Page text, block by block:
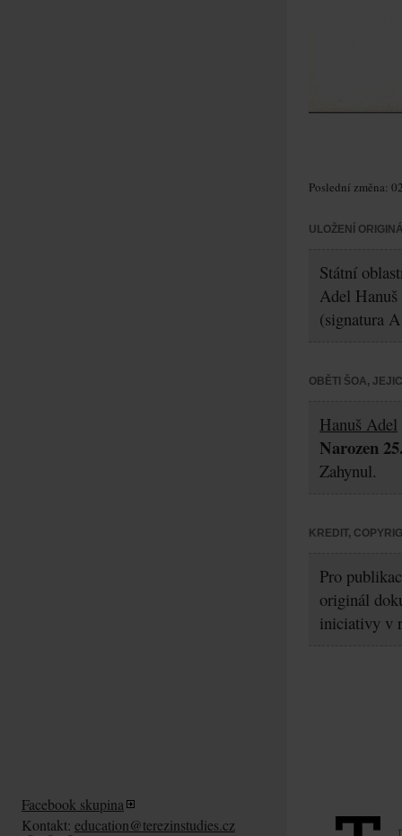
Poslední změna:
ULOŽENÍ
Státní
Adel Hanuš
(signatura
OBĚTI ŠOA,
Hanuš Adel
Narozen
Zahynul.
KREDIT,
Pro
originál
iniciativy v
Facebook skupina
Kontakt: education@terezinstudies.cz